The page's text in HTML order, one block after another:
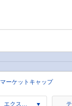
マーケットキャップ
エクスポート